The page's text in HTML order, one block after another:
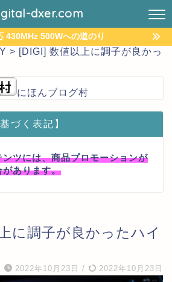
dxer.com
430MHz 500Wへの道のり
> [DIGI] 数値以上に調子が良かっ
にほんブログ村
づく表記】
ツには、商品プロモーションが
があります。
に調子が良かったハイ
2022年10月23日 / 2022年10月23日